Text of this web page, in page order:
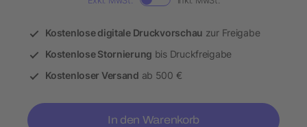
Kostenlose digitale Druckvorschau zur Freigabe
Kostenlose Stornierung bis Druckfreigabe
Kostenloser Versand ab 500 €
In den Warenkorb